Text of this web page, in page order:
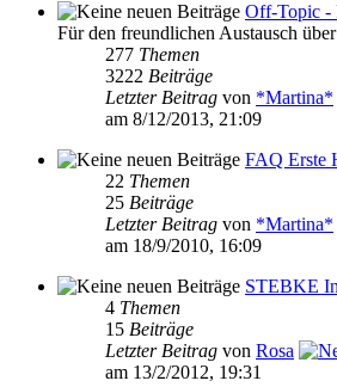
Off-Topic -
Für den freundlichen Austausch
277 Themen
3222 Beiträge
Letzter Beitrag von *Martina*
am 8/12/2013, 21:09
FAQ Erste
22 Themen
25 Beiträge
Letzter Beitrag von *Martina*
am 18/9/2010, 16:09
STEBKE
4 Themen
15 Beiträge
Letzter Beitrag von Rosa
am 13/2/2012, 19:31